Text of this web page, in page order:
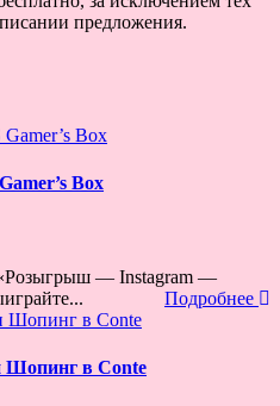
предложения.
Box
«Розыгрыш — Instagram —
Подробнее
Шопинг в Conte